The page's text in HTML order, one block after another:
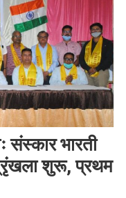
संस्कार भारती
शुरू, प्रथम